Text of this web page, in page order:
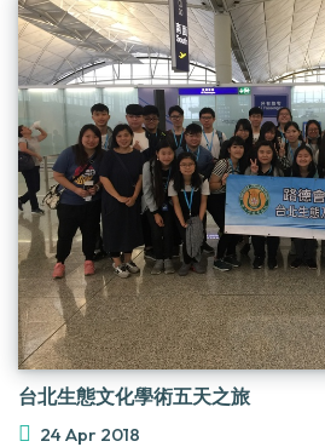
台北生態文化學術五天之旅
24 Apr 2018